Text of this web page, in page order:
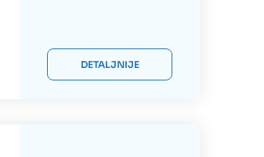
DETALJNIJE